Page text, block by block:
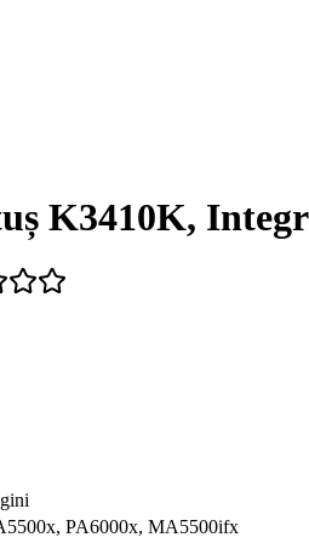
K3410K,
PA6000x, MA5500ifx